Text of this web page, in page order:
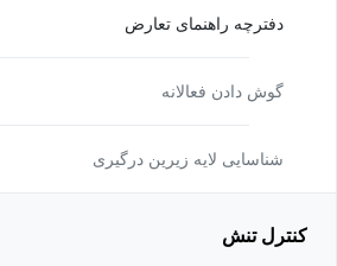
دفترچه راهنمای تعارض
گوش دادن فعالانه
شناسایی لایه زیرین درگیری
کنترل تنش